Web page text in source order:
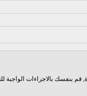
بنفسك بالاجراءات الواجبة